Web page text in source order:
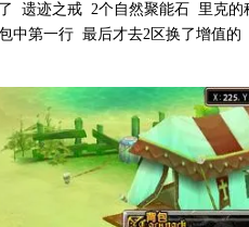
遗迹之戒 2个自然聚能石 里克的
中第一行 最后才去2区换了增值